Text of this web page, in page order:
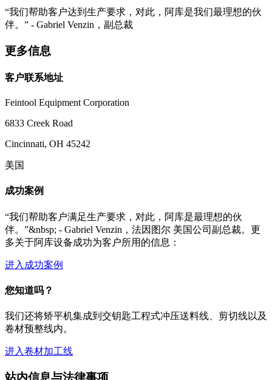
“我们帮助客户达到生产要求，对此，阿库是我们最理想的伙
伴。” - Gabriel Venzin，副总裁
更多信息
客户联系地址
Feintool Equipment Corporation
6833 Creek Road
Cincinnati, OH 45242
美国
成功案例
“我们帮助客户满足生产要求，对此，阿库是最理想的伙
伴。”&nbsp; - Gabriel Venzin，法因图尔 美国公司副总裁。更
多关于阿库设备成功为客户所用的信息：
进入成功案例
您知道吗？
我们还将矫平机集成到交钥匙工程式冲压送料线、剪切线以及
卷材预整线内。
进入卷材加工线
站内信息与法律事项